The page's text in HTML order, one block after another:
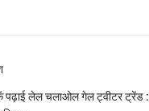
पढ़ाई लेल चलाओल गेल ट्वीटर ट्रेंड :